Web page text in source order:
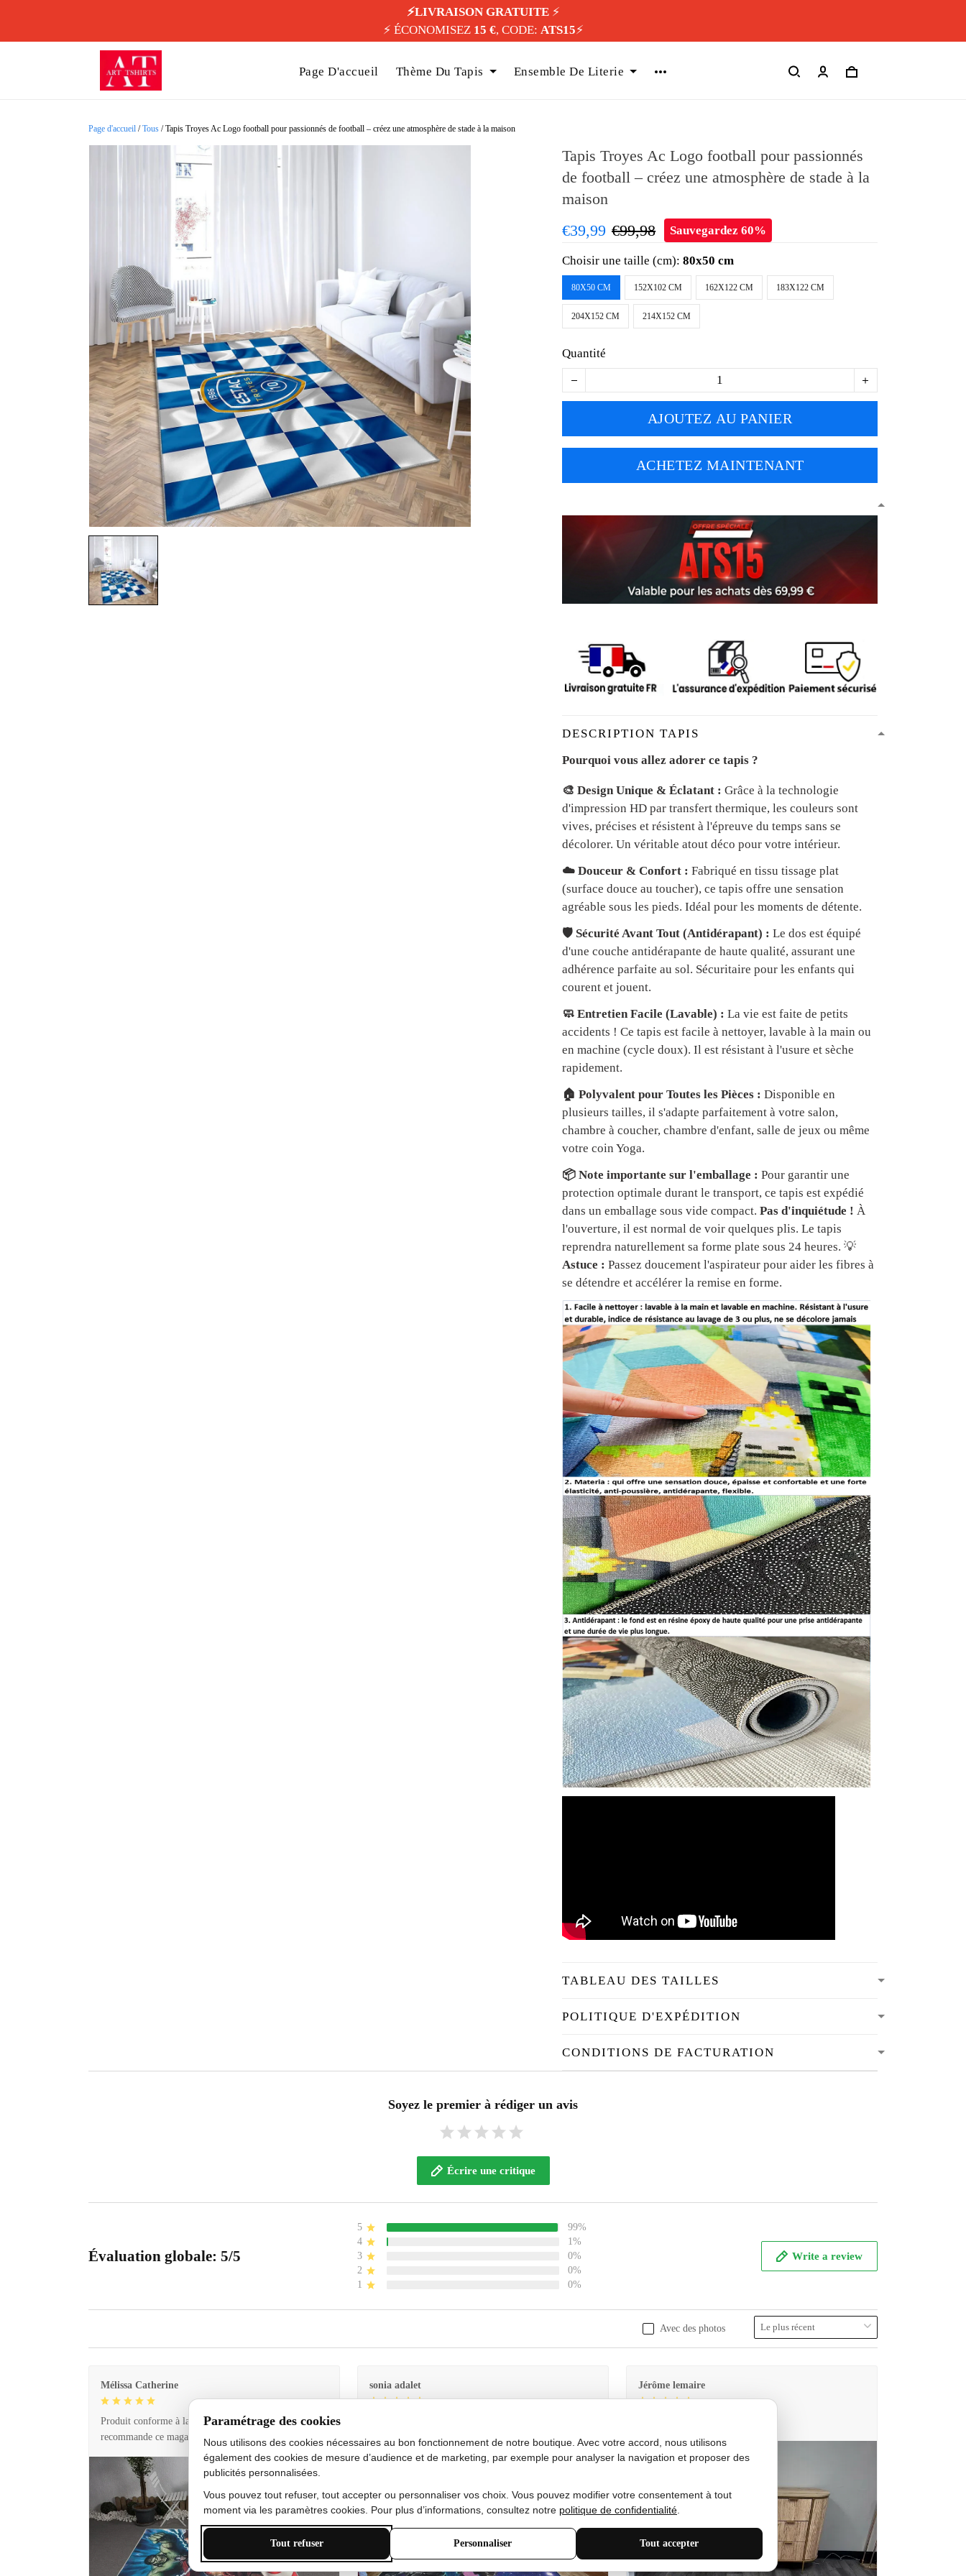
⚡️LIVRAISON GRATUITE⚡️
⚡️ ÉCONOMISEZ 15 €, CODE: ATS15⚡️
Page D'accueil Thème Du Tapis Ensemble De Literie
Page d'accueil /Tous /Tapis Troyes Ac Logo football pour passionnés de football – créez une atmosphère de stade à la maison
Tapis Troyes Ac Logo football pour passionnés
de football – créez une atmosphère de stade à la
maison
€39,99 €99,98 Sauvegardez 60%
Choisir une taille (cm):80x50 cm
80X50 CM 152X102 CM 162X122 CM 183X122 CM
204X152 CM 214X152 CM
Quantité
AJOUTEZ AU PANIER
ACHETEZ MAINTENANT
DESCRIPTION TAPIS
Pourquoi vous allez adorer ce tapis ?
🎨 Design Unique & Éclatant : Grâce à la technologie
d'impression HD par transfert thermique, les couleurs sont
vives, précises et résistent à l'épreuve du temps sans se
décolorer. Un véritable atout déco pour votre intérieur.
☁️ Douceur & Confort : Fabriqué en tissu tissage plat
(surface douce au toucher), ce tapis offre une sensation
agréable sous les pieds. Idéal pour les moments de détente.
🛡️ Sécurité Avant Tout (Antidérapant) : Le dos est équipé
d'une couche antidérapante de haute qualité, assurant une
adhérence parfaite au sol. Sécuritaire pour les enfants qui
courent et jouent.
🧼 Entretien Facile (Lavable) : La vie est faite de petits
accidents ! Ce tapis est facile à nettoyer, lavable à la main ou
en machine (cycle doux). Il est résistant à l'usure et sèche
rapidement.
🏠 Polyvalent pour Toutes les Pièces : Disponible en
plusieurs tailles, il s'adapte parfaitement à votre salon,
chambre à coucher, chambre d'enfant, salle de jeux ou même
votre coin Yoga.
📦 Note importante sur l'emballage : Pour garantir une
protection optimale durant le transport, ce tapis est expédié
dans un emballage sous vide compact.Pas d'inquiétude ! À
l'ouverture, il est normal de voir quelques plis. Le tapis
reprendra naturellement sa forme plate sous 24 heures. 💡
Astuce : Passez doucement l'aspirateur pour aider les fibres à
se détendre et accélérer la remise en forme.
TABLEAU DES TAILLES
POLITIQUE D'EXPÉDITION
CONDITIONS DE FACTURATION
Soyez le premier à rédiger un avis
Écrire une critique
Évaluation globale: 5/5
5
99%
4
1%
3
0%
2
0%
1
0%
Write a review
Avec des photos
Mélissa Catherine
Produit conforme à la description et livraison rapide. Je
recommande ce magasin !
sonia adalet
bon état doux
Jérôme lemaire
Paramétrage des cookies
Nous utilisons des cookies nécessaires au bon fonctionnement de notre boutique. Avec votre accord, nous utilisons
également des cookies de mesure d’audience et de marketing, par exemple pour analyser la navigation et proposer des
publicités personnalisées.
Vous pouvez tout refuser, tout accepter ou personnaliser vos choix. Vous pouvez modifier votre consentement à tout
moment via les paramètres cookies. Pour plus d’informations, consultez notre politique de confidentialité
Tout refuser Personnaliser Tout accepter